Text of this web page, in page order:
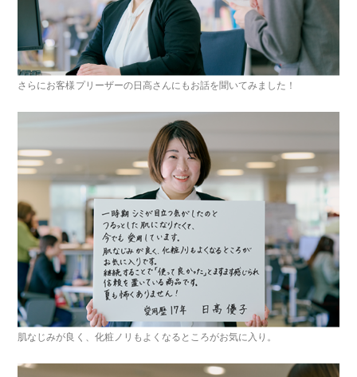
さらにお客様プリーザーの日高さんにもお話を聞いてみました！
肌なじみが良く、化粧ノリもよくなるところがお気に入り。